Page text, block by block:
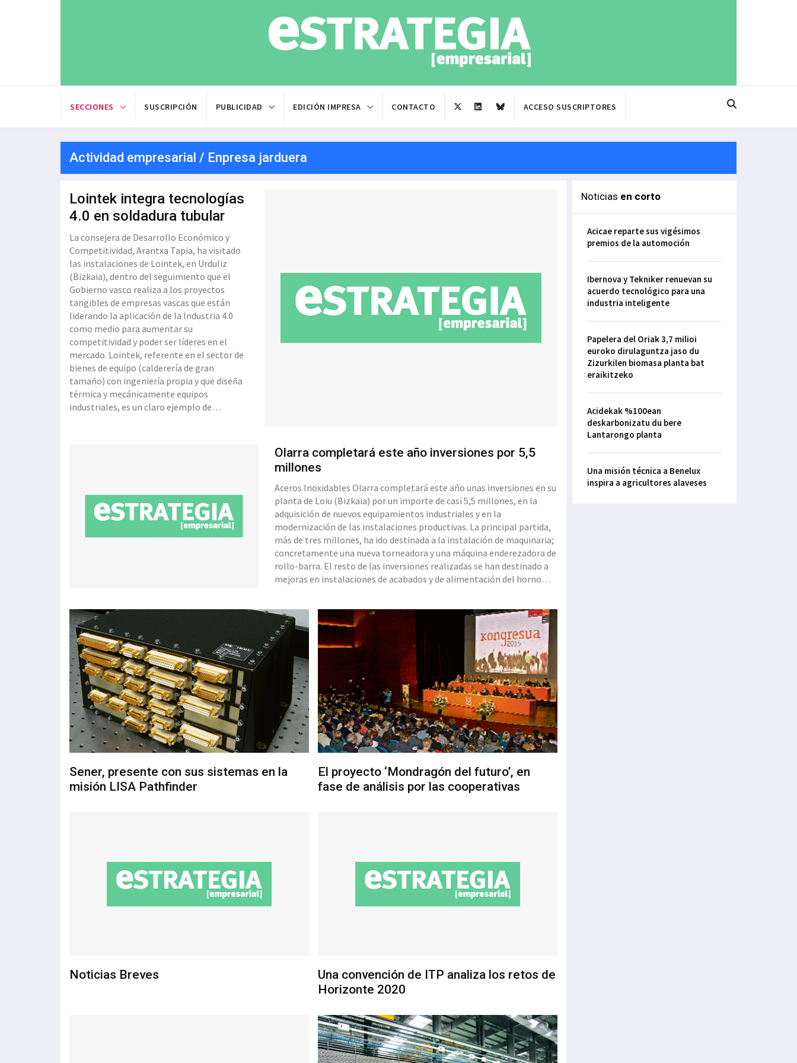
SECCIONES SUSCRIPCIÓN PUBLICIDAD EDICIÓN IMPRESA CONTACTO ACCESO SUSCRIPTORES
Actividad empresarial / Enpresa jarduera
Lointek integra tecnologías
4.0 en soldadura tubular
La consejera de Desarrollo Económico y
Competitividad, Arantxa Tapia, ha visitado
las instalaciones de Lointek, en Urduliz
(Bizkaia), dentro del seguimiento que el
Gobierno vasco realiza a los proyectos
tangibles de empresas vascas que están
liderando la aplicación de la Industria 4.0
como medio para aumentar su
competitividad y poder ser líderes en el
mercado. Lointek, referente en el sector de
bienes de equipo (calderería de gran
tamaño) con ingeniería propia y que diseña
térmica y mecánicamente equipos
industriales, es un claro ejemplo de
Olarra completará este año inversiones por 5,5
millones
Aceros Inoxidables Olarra completará este año unas inversiones en su
planta de Loiu (Bizkaia) por un importe de casi 5,5 millones, en la
adquisición de nuevos equipamientos industriales y en la
modernización de las instalaciones productivas. La principal partida,
más de tres millones, ha ido destinada a la instalación de maquinaria;
concretamente una nueva torneadora y una máquina enderezadora de
rollo-barra. El resto de las inversiones realizadas se han destinado a
mejoras en instalaciones de acabados y de alimentación del horno
Sener, presente con sus sistemas en la
misión LISA Pathfinder
El proyecto ‘Mondragón del futuro’, en
fase de análisis por las cooperativas
Noticias Breves
Una convención de ITP analiza los retos de
Horizonte 2020
Noticias en corto
Acicae reparte sus vigésimos
premios de la automoción
Ibernova y Tekniker renuevan su
acuerdo tecnológico para una
industria inteligente
Papelera del Oriak 3,7 milioi
euroko dirulaguntza jaso du
Zizurkilen biomasa planta bat
eraikitzeko
Acidekak %100ean
deskarbonizatu du bere
Lantarongo planta
Una misión técnica a Benelux
inspira a agricultores alaveses